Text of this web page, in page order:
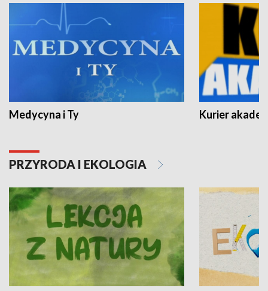
Medycyna i Ty Kurier
PRZYRODA I EKOLOGIA